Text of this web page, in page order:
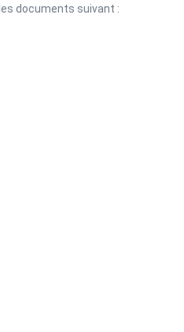
les documents suivant :